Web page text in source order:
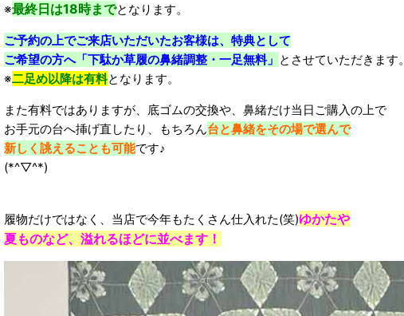
※最終日は18時までとなります。
ご予約の上でご来店いただいたお客様は、特典として
ご希望の方へ「下駄か草履の鼻緒調整・一足無料」 とさせていただきます。
※二足め以降は有料となります。
また有料ではありますが、底ゴムの交換や、鼻緒だけ当日ご購入の上で
お手元の台へ挿げ直したり、もちろん台と鼻緒をその場で選んで
新しく誂えることも可能です♪
(*^▽^*)
履物だけではなく、当店で今年もたくさん仕入れた(笑)ゆかたや
夏ものなど、溢れるほどに並べます！